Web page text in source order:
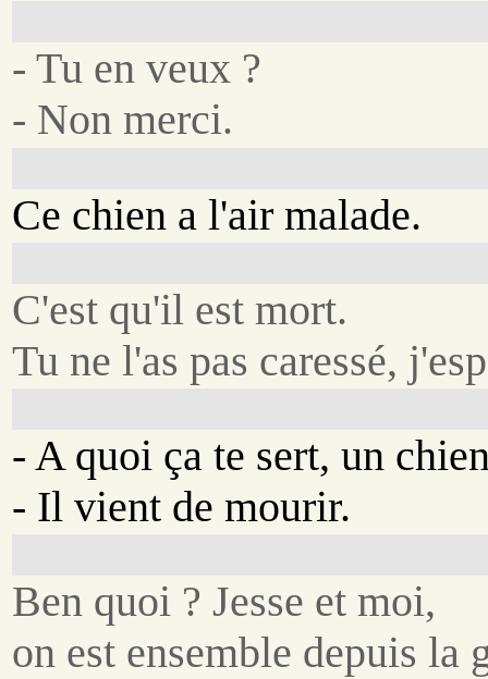
- Tu en veux ?
- Non merci.
Ce chien a l'air malade.
C'est qu'il est mort.
Tu ne l'as pas caressé,
- A quoi ça te sert, un
- Il vient de mourir.
Ben quoi ? Jesse et moi,
on est ensemble depuis la